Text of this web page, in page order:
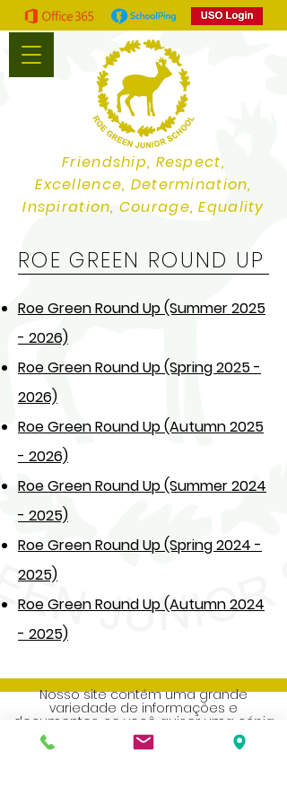
Friendship, Respect,
Excellence, Determination,
Inspiration, Courage, Equality
ROE GREEN ROUND UP
Roe Green Round Up (Summer 2025
- 2026)
Roe Green Round Up (Spring 2025 -
2026)
Roe Green Round Up (Autumn 2025
- 2026)
Roe Green Round Up (Summer 2024
- 2025)
Roe Green Round Up (Spring 2024 -
2025)
Roe Green Round Up (Autumn 2024
- 2025)
Nosso site contém uma grande
variedade de informações e
documentos, se você quiser uma cópia
em papel de qualquer um deles, entre
em contato com a secretaria da escola.